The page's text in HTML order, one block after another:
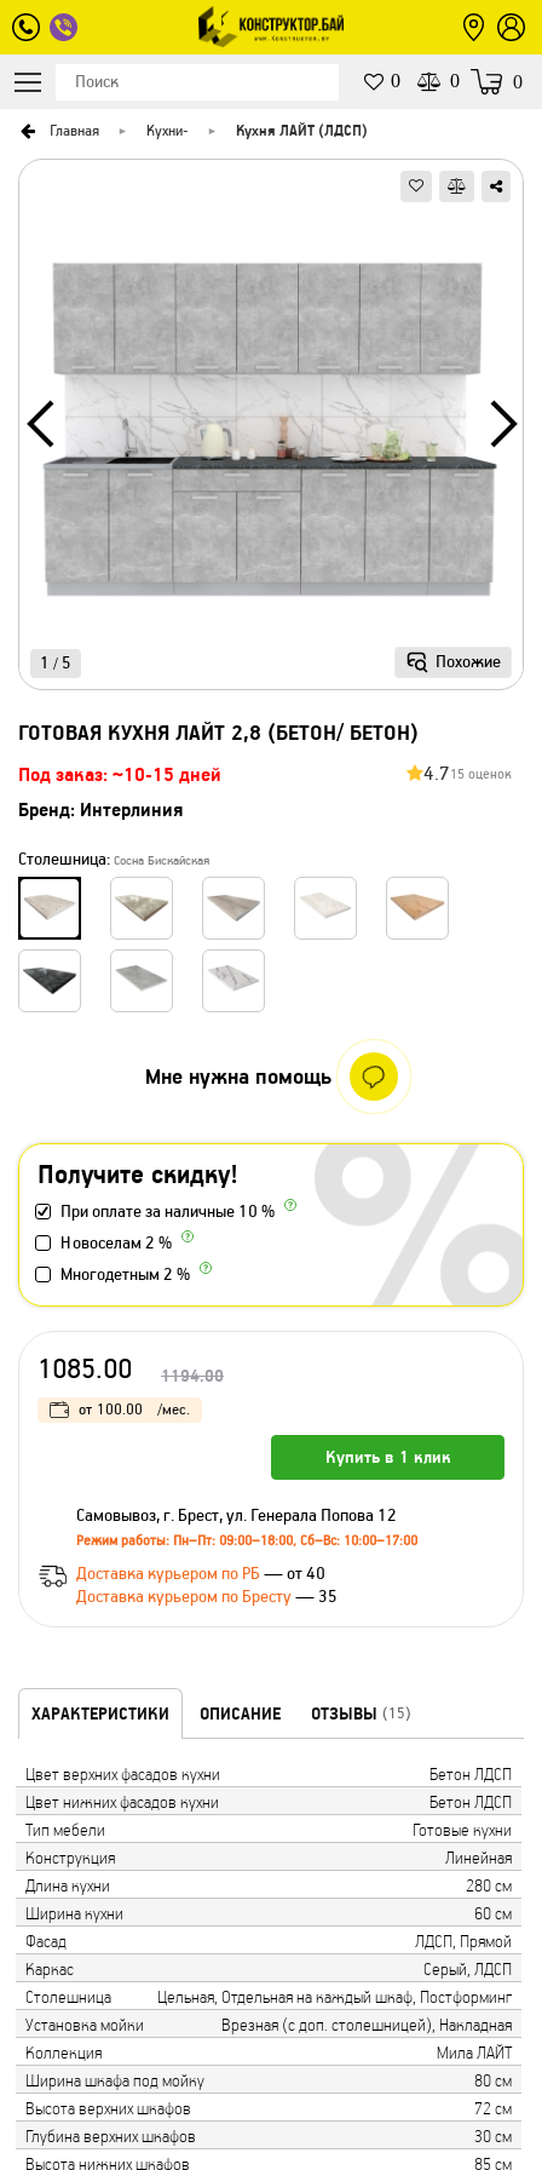
0 0 0
Главная Кухни- Кухня ЛАЙТ (ЛДСП)
Похожие
1 / 5
ГОТОВАЯ КУХНЯ ЛАЙТ 2,8 (БЕТОН/ БЕТОН)
Под заказ: ~10-15 дней 4.715 оценок
Бренд: Интерлиния
Столешница: Сосна Бискайская
Получите скидку!
При оплате за наличные 10 %
Новоселам 2 %
Многодетным 2 %
Мне нужна помощь
1085.00 1194.00
от 100.00 /мес.
Купить в 1 клик
Самовывоз, г. Брест, ул. Генерала Попова 12
Режим работы: Пн–Пт: 09:00–18:00, Сб–Вс: 10:00–17:00
Доставка курьером по РБ — от 40
Доставка курьером по Бресту— 35
ХАРАКТЕРИСТИКИ ОПИСАНИЕ ОТЗЫВЫ (15)
Цвет верхних фасадов кухни
Бетон ЛДСП
Цвет нижних фасадов кухни
Бетон ЛДСП
Тип мебели
Готовые кухни
Конструкция
Линейная
Длина кухни
280 см
Ширина кухни
60 см
Фасад
ЛДСП, Прямой
Каркас
Серый, ЛДСП
Столешница
Цельная, Отдельная на каждый шкаф, Постформинг
Установка мойки
Врезная (с доп. столешницей), Накладная
Коллекция
Мила ЛАЙТ
Ширина шкафа под мойку
80 см
Высота верхних шкафов
72 см
Глубина верхних шкафов
30 см
Высота нижних шкафов
85 см